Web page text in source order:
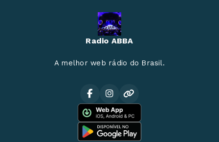
Radio ABBA
A melhor web rádio do Brasil.